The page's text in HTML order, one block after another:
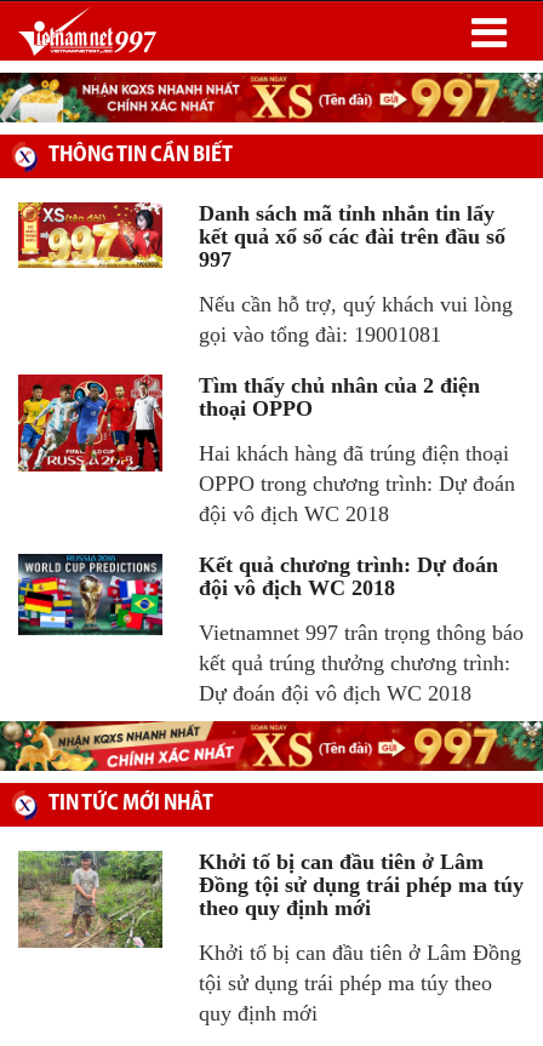
THÔNG TIN CẦN BIẾT
Danh sách mã tỉnh nhắn tin lấy
kết quả xổ số các đài trên đầu số
997
Nếu cần hỗ trợ, quý khách vui lòng
gọi vào tổng đài: 19001081
Tìm thấy chủ nhân của 2 điện
thoại OPPO
Hai khách hàng đã trúng điện thoại
OPPO trong chương trình: Dự đoán
đội vô địch WC 2018
Kết quả chương trình: Dự đoán
đội vô địch WC 2018
Vietnamnet 997 trân trọng thông báo
kết quả trúng thưởng chương trình:
Dự đoán đội vô địch WC 2018
TIN TỨC MỚI NHÂT
Khởi tố bị can đầu tiên ở Lâm
Đồng tội sử dụng trái phép ma túy
theo quy định mới
Khởi tố bị can đầu tiên ở Lâm Đồng
tội sử dụng trái phép ma túy theo
quy định mới